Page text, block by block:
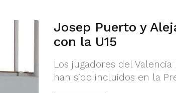
Josep Puerto y
con la U15
Los jugadores del
han sido incluidos en la